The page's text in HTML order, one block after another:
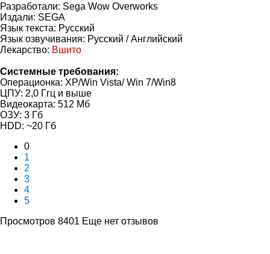
Разработали: Sega Wow Overworks
Издали: SEGA
Язык текста: Русский
Язык озвучивания: Русский / Английский
Лекарство: Вшито
Системные требования:
Операционка: XP/Win Vista/ Win 7/Win8
ЦПУ: 2,0 Ггц и выше
Видеокарта: 512 Мб
ОЗУ: 3 Гб
HDD: ~20 Гб
0
1
2
3
4
5
Просмотров 8401 Еще нет отзывов